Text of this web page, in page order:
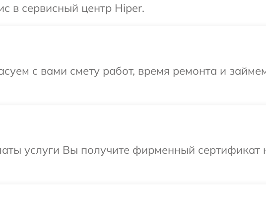
в сервисный центр Hiper.
с вами смету работ, время ремонта и
услуги Вы получите фирменный сертификат